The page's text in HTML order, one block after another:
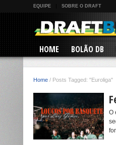
EQUIPE SOBRE O DRAFT
HOME BOLÃO DB
Home / Posts Tagged: "Euroliga"
O